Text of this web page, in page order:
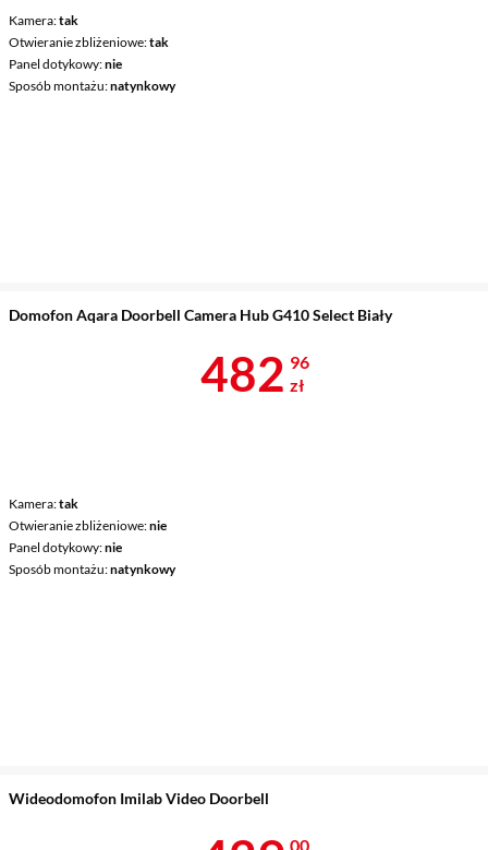
Kamera tak
Otwieranie zbliżeniowe tak
Panel dotykowy nie
Sposób montażu natynkowy
Domofon Aqara Doorbell Camera Hub G410 Select Biały
Kamera tak
Otwieranie zbliżeniowe nie
Panel dotykowy nie
Sposób montażu natynkowy
Cena 482,96
482 96
zł
Wideodomofon Imilab Video Doorbell
00